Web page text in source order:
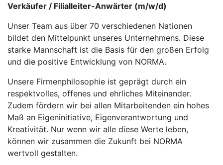
Verkäufer / Filialleiter-Anwärter (m/w/d)
Unser Team aus über 70 verschiedenen Nationen
bildet den Mittelpunkt unseres Unternehmens. Diese
starke Mannschaft ist die Basis für den großen Erfolg
und die positive Entwicklung von NORMA.
Unsere Firmenphilosophie ist geprägt durch ein
respektvolles, offenes und ehrliches Miteinander.
Zudem fördern wir bei allen Mitarbeitenden ein hohes
Maß an Eigeninitiative, Eigenverantwortung und
Kreativität. Nur wenn wir alle diese Werte leben,
können wir zusammen die Zukunft bei NORMA
wertvoll gestalten.